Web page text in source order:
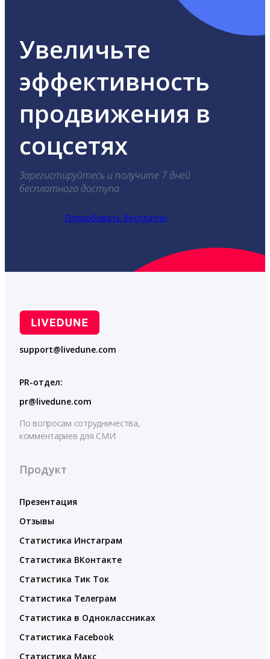
Увеличьте
эффективность
продвижения в
соцсетях
Зарегистируйтесь и получите 7 дней
бесплатного доступа.
Попробовать бесплатно
support@livedune.com
PR-отдел:
pr@livedune.com
По вопросам сотрудничества,
комментариев для СМИ
Продукт
Презентация
Отзывы
Статистика Инстаграм
Статистика ВКонтакте
Статистика Тик Ток
Статистика Телеграм
Статистика в Одноклассниках
Статистика Facebook
Статистика Макс